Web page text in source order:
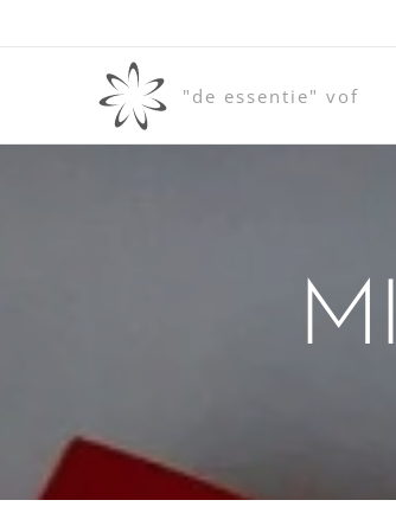
"de essentie" vof